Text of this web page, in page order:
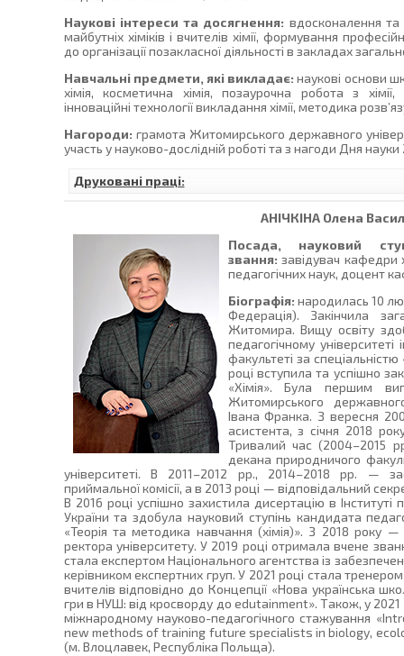
Наукові інтереси та досягнення: вдосконалення та
майбутніх хіміків і вчителів хімії, формування
до організації позакласної діяльності в закладах
Навчальні предмети, які викладає:наукові основи
хімія, косметична хімія, позаурочна робота з хімії,
інноваційні технології викладання хімії, методика
Нагороди: грамота Житомирського державного
участь у науково-дослідній роботі та з нагоди Дня науки
Друковані праці:
АНІЧКІНА Олена
Посада, науковий
звання: завідувач кафедри
педагогічних наук, доцент
Біографія: народилась 10
Федерація). Закінчила
Житомира. Вищу освіту
педагогічному
факультеті за
році вступила та успішно
«Хімія». Була першим
Житомирського
Івана Франка. З вересня
асистента, з січня 2018
Тривалий час (2004–2015
декана природничого
університеті. В 2011–2012 рр., 2014–2018 рр. —
приймальної комісії, а в 2013 році — відповідальний
В 2016 році успішно захистила дисертацію в Інституті
України та здобула науковий ступінь кандидата
«Теорія та методика навчання (хімія)». З 2018 року —
ректора університету. У 2019 році отримала вчене
стала експертом Національного агентства із
керівником експертних груп. У 2021 році стала
вчителів відповідно до Концепції «Нова українська
гри в НУШ: від кросворду до edutainment». Також, у
міжнародному науково-педагогічного стажування
new methods of training future specialists in biology,
(м. Влоцлавек, Республіка Польща).